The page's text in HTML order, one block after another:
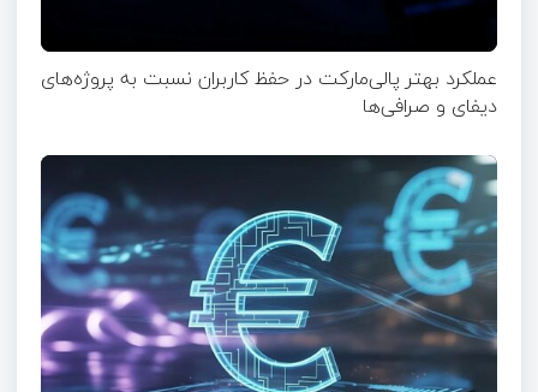
عملکرد بهتر پالی‌مارکت در حفظ کاربران نسبت به پروژه‌های
دیفای و صرافی‌ها